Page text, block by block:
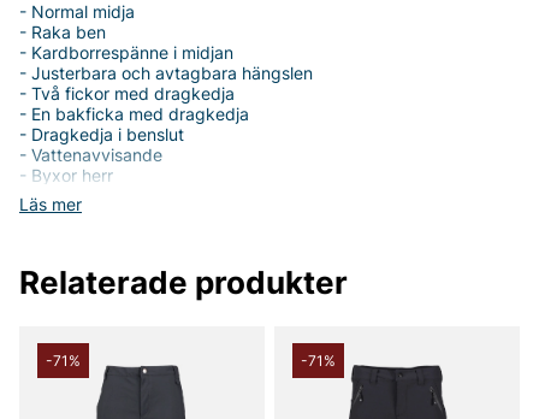
Läs mer
- Normal midja
- Raka ben
- Kardborrespänne i midjan
- Justerbara och avtagbara hängslen
- Två fickor med dragkedja
- En bakficka med dragkedja
- Dragkedja i benslut
- Vattenavvisande
- Byxor herr
Rido Byxa från Luko Outdoor - Den perfekta utomhusbyxan för
Upptäck Rido Byxa från Luko Outdoor, den ideala
kombinationen av funktionalitet och stil för aktiva män som
dessa byxor en bekväm och avslappnad passform som passar
perfekt för både vandring och andra utomhusaktiviteter.
Rido Byxa är tillverkad av 92% polyester och 8% elastan, vilket
Relaterade produkter
-71% -71%